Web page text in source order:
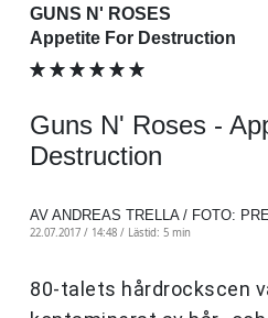
GUNS N' ROSES
Appetite For Destruction
Guns N' Roses -
Destruction
AV ANDREAS TRELLA / FOTO:
22.07.2017 / 14:48 / Lästid: 5 min
80-talets hårdrockscen